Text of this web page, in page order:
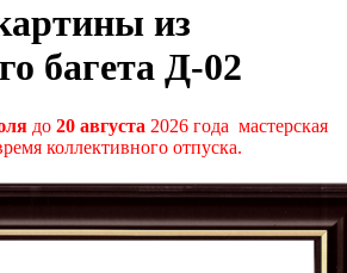
из
багета Д-02
до 20 августа 2026 года мастерская
коллективного отпуска.